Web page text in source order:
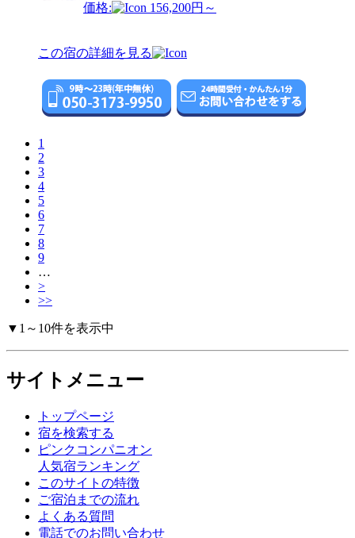
価格: 156,200円～
この宿の詳細を見る
1
2
3
4
5
6
7
8
9
…
>
>>
▼1～10件を表示中
サイトメニュー
トップページ
宿を検索する
ピンクコンパニオン
人気宿ランキング
このサイトの特徴
ご宿泊までの流れ
よくある質問
電話でのお問い合わせ